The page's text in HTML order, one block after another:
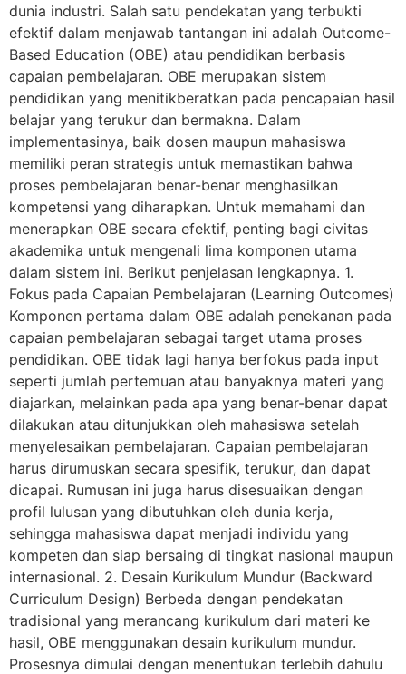
dunia industri. Salah satu pendekatan yang terbukti
efektif dalam menjawab tantangan ini adalah Outcome-
Based Education (OBE) atau pendidikan berbasis
capaian pembelajaran. OBE merupakan sistem
pendidikan yang menitikberatkan pada pencapaian hasil
belajar yang terukur dan bermakna. Dalam
implementasinya, baik dosen maupun mahasiswa
memiliki peran strategis untuk memastikan bahwa
proses pembelajaran benar-benar menghasilkan
kompetensi yang diharapkan. Untuk memahami dan
menerapkan OBE secara efektif, penting bagi civitas
akademika untuk mengenali lima komponen utama
dalam sistem ini. Berikut penjelasan lengkapnya. 1.
Fokus pada Capaian Pembelajaran (Learning Outcomes)
Komponen pertama dalam OBE adalah penekanan pada
capaian pembelajaran sebagai target utama proses
pendidikan. OBE tidak lagi hanya berfokus pada input
seperti jumlah pertemuan atau banyaknya materi yang
diajarkan, melainkan pada apa yang benar-benar dapat
dilakukan atau ditunjukkan oleh mahasiswa setelah
menyelesaikan pembelajaran. Capaian pembelajaran
harus dirumuskan secara spesifik, terukur, dan dapat
dicapai. Rumusan ini juga harus disesuaikan dengan
profil lulusan yang dibutuhkan oleh dunia kerja,
sehingga mahasiswa dapat menjadi individu yang
kompeten dan siap bersaing di tingkat nasional maupun
internasional. 2. Desain Kurikulum Mundur (Backward
Curriculum Design) Berbeda dengan pendekatan
tradisional yang merancang kurikulum dari materi ke
hasil, OBE menggunakan desain kurikulum mundur.
Prosesnya dimulai dengan menentukan terlebih dahulu